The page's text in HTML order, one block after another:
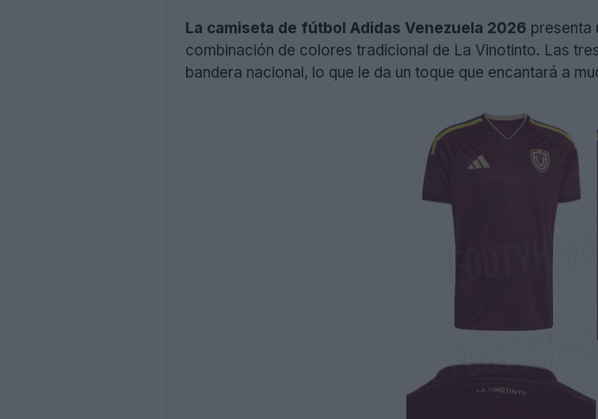
La camiseta de fútbol Adidas Venezuela 2026 presenta
combinación de colores tradicional de La Vinotinto. Las
bandera nacional, lo que le da un toque que encantará a